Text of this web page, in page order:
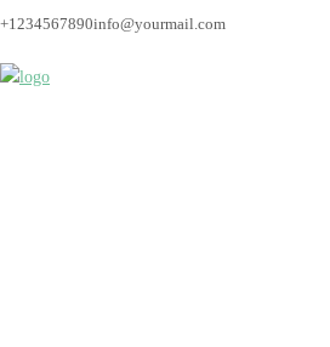
+1234567890info@yourmail.com